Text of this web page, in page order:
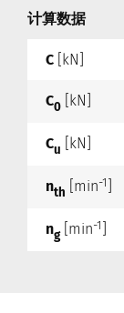
计算数据
C [kN]
C0 [kN]
Cu [kN]
nth [min-1
ng[min-1